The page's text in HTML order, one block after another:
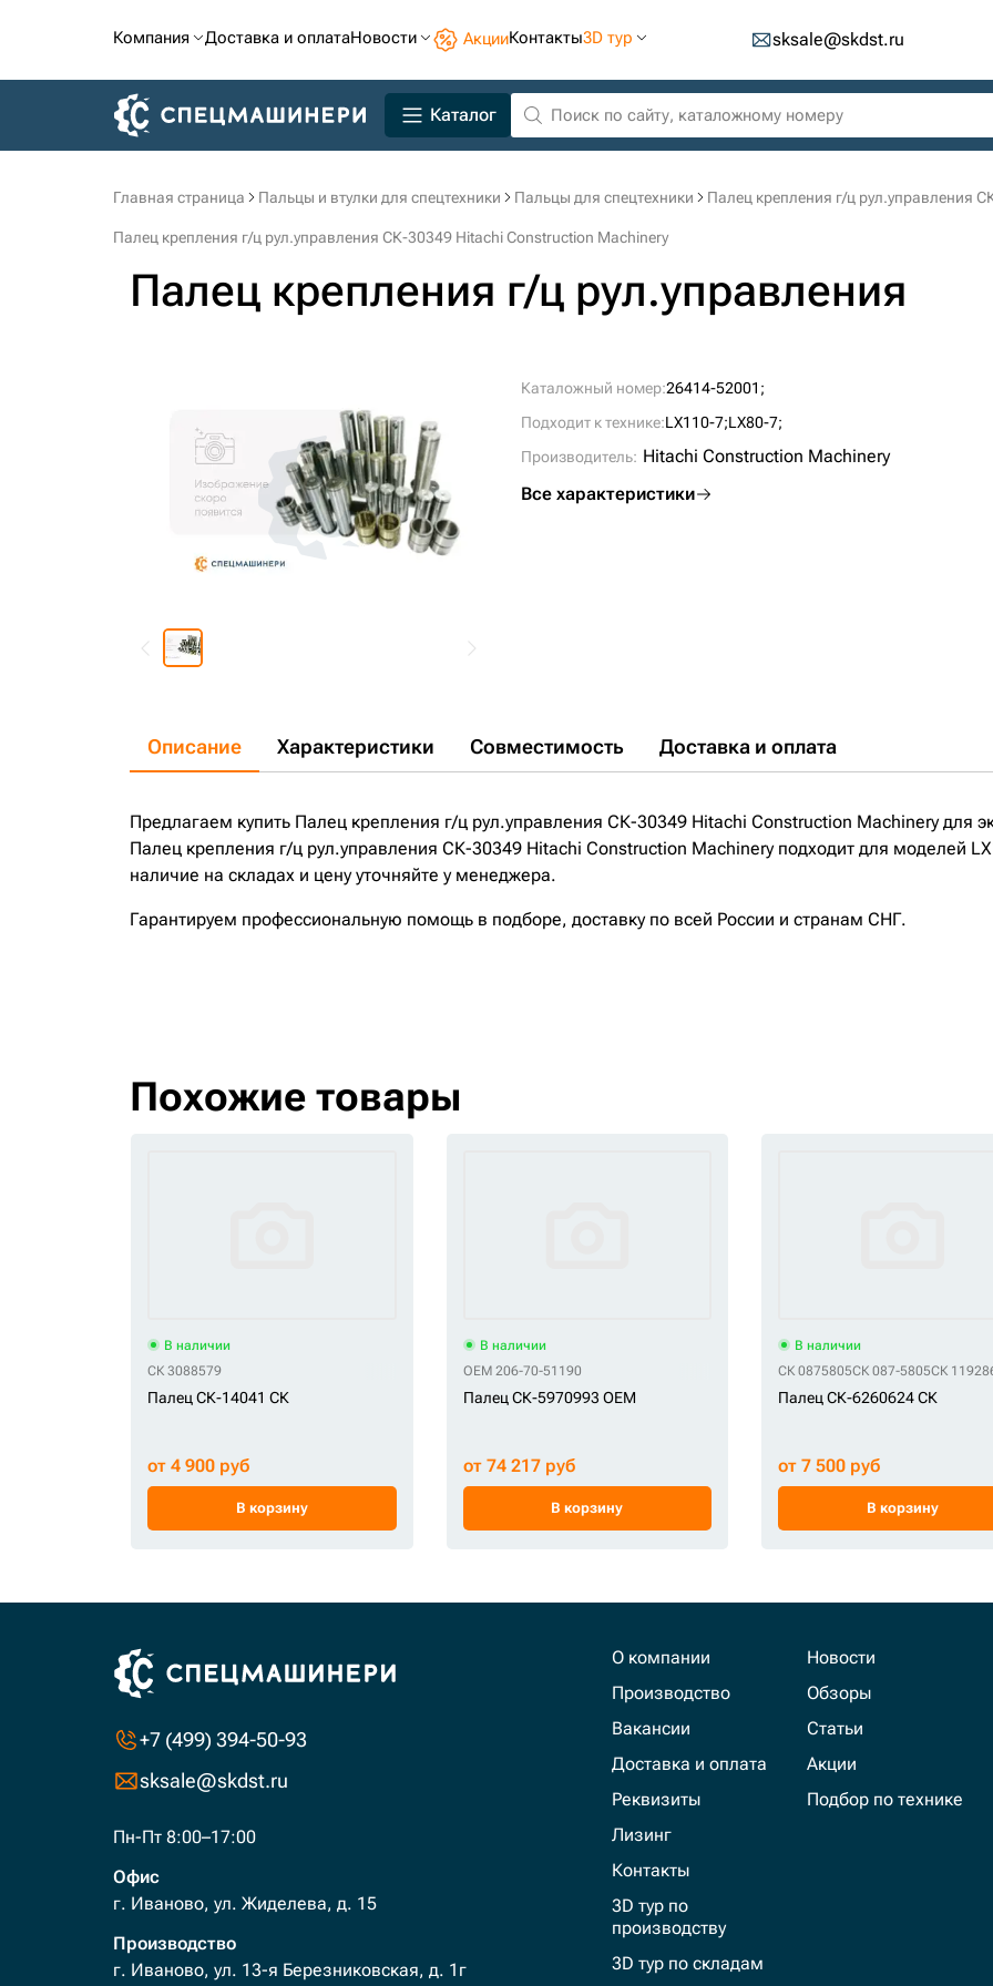
Компания Доставка и оплатаНовости АкцииКонтакты3D тур sksale@skdst.ru
Каталог
Главная страница Пальцы и втулки для спецтехники Пальцы для спецтехники Палец крепления г/ц рул.управления
Палец крепления г/ц рул.управления СК-30349 Hitachi Construction Machinery
Палец крепления г/ц рул.управления
Каталожный номер:26414-52001;
Подходит к технике:LX110-7;LX80-7;
Производитель: Hitachi Construction Machinery
Все характеристики
Описание Характеристики Совместимость Доставка и оплата
Предлагаем купить Палец крепления г/ц рул.управления СК-30349 Hitachi Construction Machinery для
Палец крепления г/ц рул.управления СК-30349 Hitachi Construction Machinery подходит для моделей
наличие на складах и цену уточняйте у менеджера.
Гарантируем профессиональную помощь в подборе, доставку по всей России и странам СНГ.
Похожие товары
В наличии
СК 3088579
Палец СК-14041 СК
от 4 900 руб
В корзину
В наличии
OEM 206-70-51190
Палец СК-5970993 OEM
от 74 217 руб
В корзину
В наличии
СК 0875805СК 087-5805СК
Палец СК-6260624 СК
от 7 500 руб
В корзину
+7 (499) 394-50-93
sksale@skdst.ru
Пн-Пт 8:00–17:00
Офис
г. Иваново, ул. Жиделева, д. 15
Производство
г. Иваново, ул. 13-я Березниковская, д. 1г
О компании
Производство
Вакансии
Доставка и оплата
Реквизиты
Лизинг
Контакты
3D тур по
производству
3D тур по складам
Новости
Обзоры
Статьи
Акции
Подбор по технике